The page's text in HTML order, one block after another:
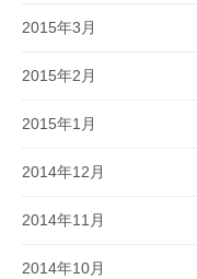
2015年3月
2015年2月
2015年1月
2014年12月
2014年11月
2014年10月